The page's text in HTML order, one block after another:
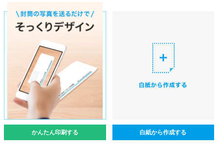
かんたん印刷する 白紙から作成する